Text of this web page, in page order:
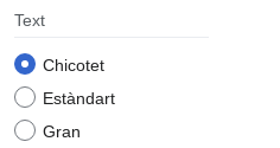
Text
Chicotet
Estàndart
Gran